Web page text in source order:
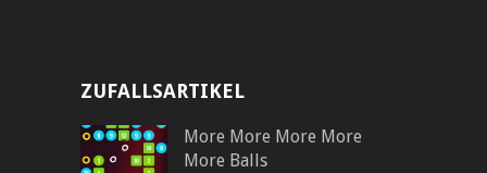
ZUFALLSARTIKEL
More More More More
More Balls